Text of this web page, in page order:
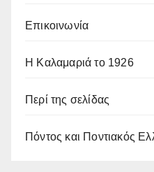
Επικοινωνία
Η Καλαμαριά το 1926
Περί της σελίδας
Πόντος και Ποντιακός